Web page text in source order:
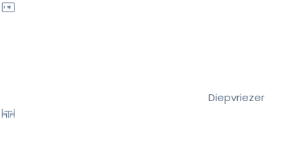
Diepvriezer